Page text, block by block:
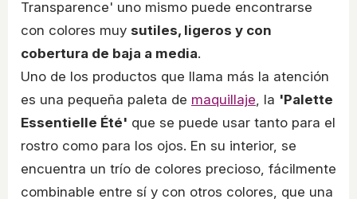
Transparence' uno mismo puede encontrarse
con colores muy sutiles, ligeros y con
cobertura de baja a media.
Uno de los productos que llama más la atención
es una pequeña paleta de maquillaje, la 'Palette
Essentielle Été' que se puede usar tanto para el
rostro como para los ojos. En su interior, se
encuentra un trío de colores precioso, fácilmente
combinable entre sí y con otros colores, que una